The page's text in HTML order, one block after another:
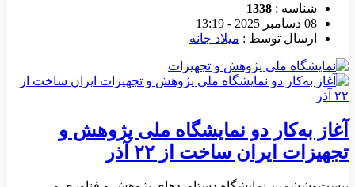
شناسه : 1338
08 دسامبر 2025 - 13:19
ارسال توسط : میلاد جانه
آغاز به‌کار دو نمایشگاه ملی پژوهش و
تجهیزات ایران ساخت از ۲۲ آذر